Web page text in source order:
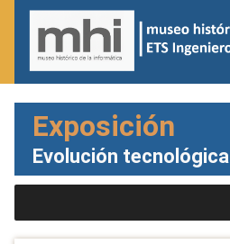
Exposición
Evolución tecnológica